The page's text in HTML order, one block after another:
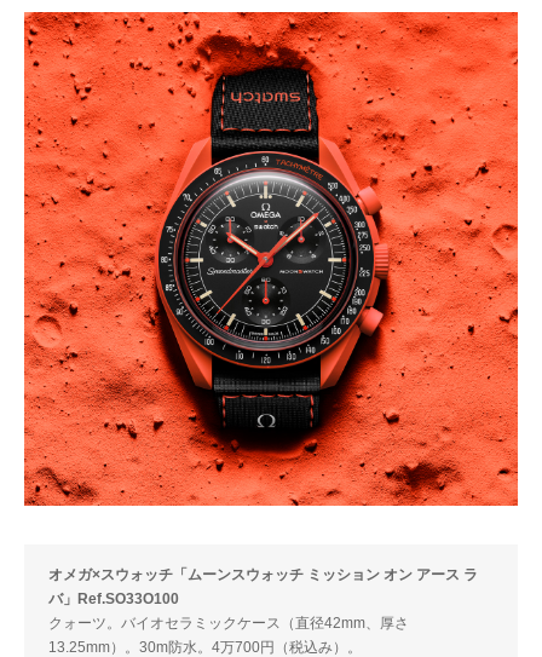
オメガ×スウォッチ「ムーンスウォッチ ミッション オン アース ラ
バ」Ref.SO33O100
クォーツ。バイオセラミックケース（直径42mm、厚さ
13.25mm）。30m防水。4万700円（税込み）。